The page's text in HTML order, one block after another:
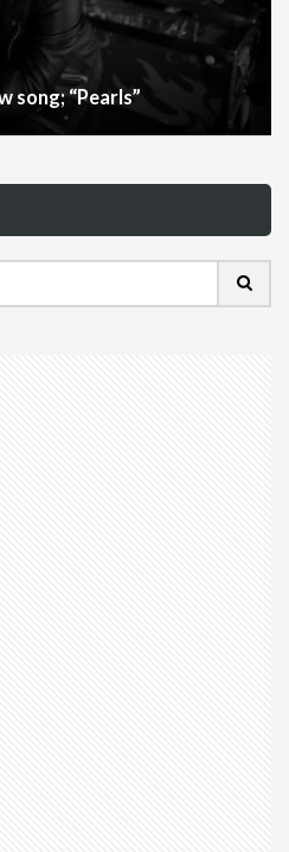
song; “Pearls”